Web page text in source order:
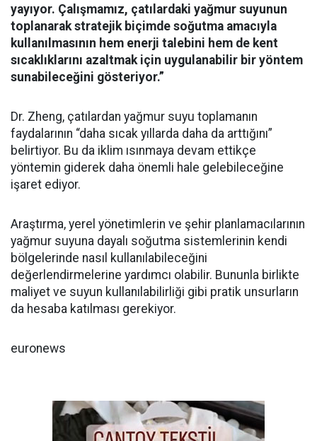
yayıyor. Çalışmamız, çatılardaki yağmur suyunun
toplanarak stratejik biçimde soğutma amacıyla
kullanılmasının hem enerji talebini hem de kent
sıcaklıklarını azaltmak için uygulanabilir bir yöntem
sunabileceğini gösteriyor.”
Dr. Zheng, çatılardan yağmur suyu toplamanın
faydalarının “daha sıcak yıllarda daha da arttığını”
belirtiyor. Bu da iklim ısınmaya devam ettikçe
yöntemin giderek daha önemli hale gelebileceğine
işaret ediyor.
Araştırma, yerel yönetimlerin ve şehir planlamacılarının
yağmur suyuna dayalı soğutma sistemlerinin kendi
bölgelerinde nasıl kullanılabileceğini
değerlendirmelerine yardımcı olabilir. Bununla birlikte
maliyet ve suyun kullanılabilirliği gibi pratik unsurların
da hesaba katılması gerekiyor.
euronews